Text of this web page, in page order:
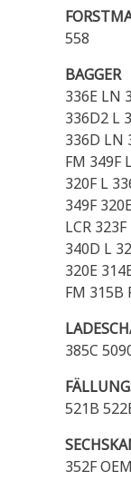
558
BAGGER
336E LN
336D2 L
336D LN
FM 349F
320F L
349F
LCR
340D L
320E
FM 315B
385C
521B
352F